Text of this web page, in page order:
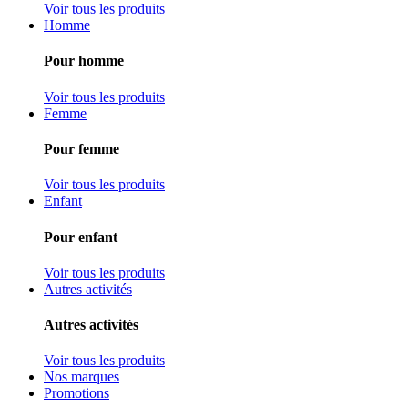
Voir tous les produits
Homme
Pour homme
Voir tous les produits
Femme
Pour femme
Voir tous les produits
Enfant
Pour enfant
Voir tous les produits
Autres activités
Autres activités
Voir tous les produits
Nos marques
Promotions